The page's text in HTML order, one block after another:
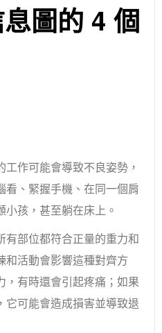
圖的 4 個
作可能會導致不良姿勢，
、緊握手機、在同一個肩
孩，甚至躺在床上。
有部位都符合正量的重力和
和活動會影響這種對齊方
，有時還會引起疼痛；如果
它可能會造成損害並導致退